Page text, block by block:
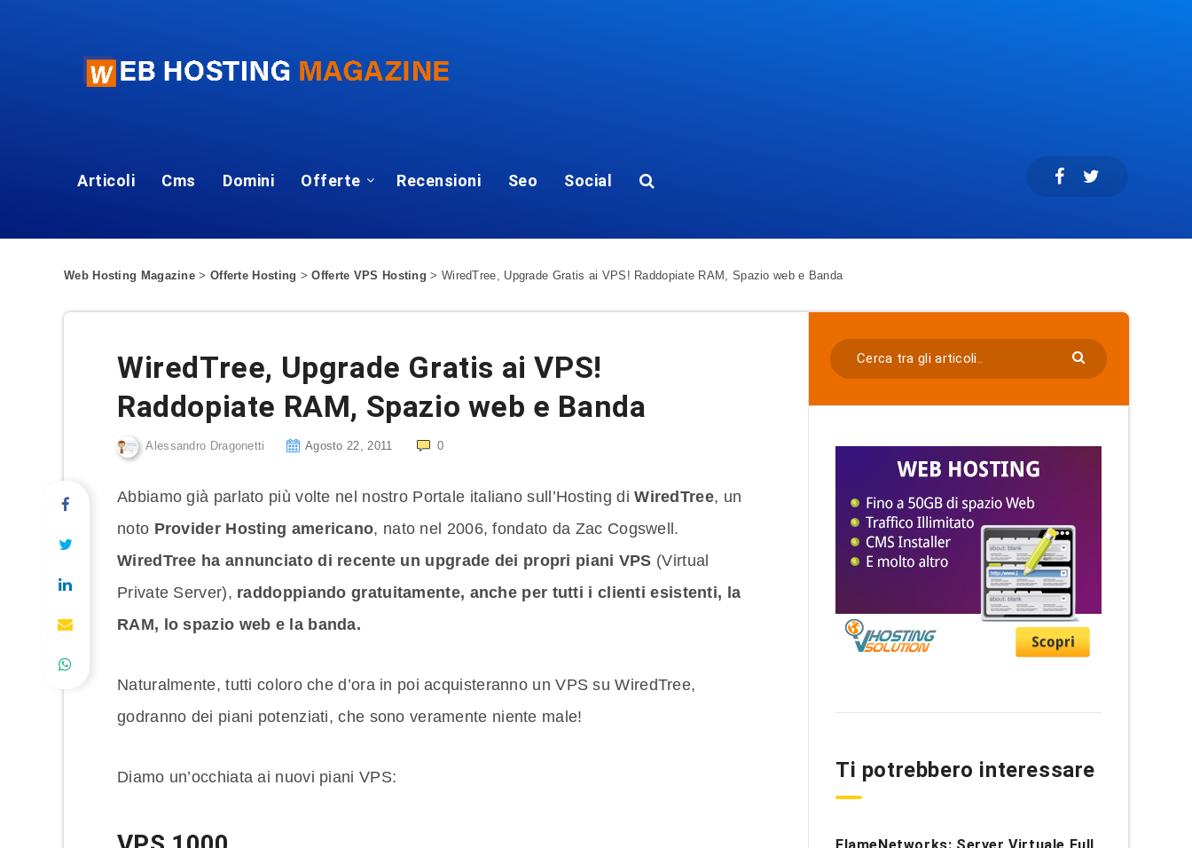
Articoli Cms Domini Offerte Recensioni Seo Social
Web Hosting Magazine > Offerte Hosting >Offerte VPS Hosting > WiredTree, Upgrade Gratis ai VPS! Raddopiate RAM, Spazio web e Banda
WiredTree, Upgrade Gratis ai VPS!
Raddopiate RAM, Spazio web e Banda
Alessandro Dragonetti Agosto 22, 2011 0
Abbiamo già parlato più volte nel nostro Portale italiano sull’Hosting diWiredTree, un
noto Provider Hosting americano, nato nel 2006, fondato da Zac Cogswell.
WiredTree ha annunciato di recente un upgrade dei propri piani VPS (Virtual
Private Server), raddoppiando gratuitamente, anche per tutti i clienti esistenti, la
RAM, lo spazio web e la banda.
Naturalmente, tutti coloro che d’ora in poi acquisteranno un VPS su WiredTree,
godranno dei piani potenziati, che sono veramente niente male!
Diamo un’occhiata ai nuovi piani VPS: Ti potrebbero interessare